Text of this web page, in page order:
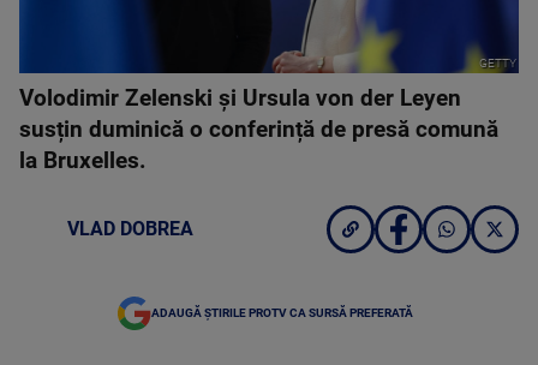
GETTY
Volodimir Zelenski și Ursula von der Leyen
susțin duminică o conferință de presă comună
la Bruxelles.
VLAD DOBREA
ADAUGĂ ȘTIRILE PROTV CA SURSĂ PREFERATĂ